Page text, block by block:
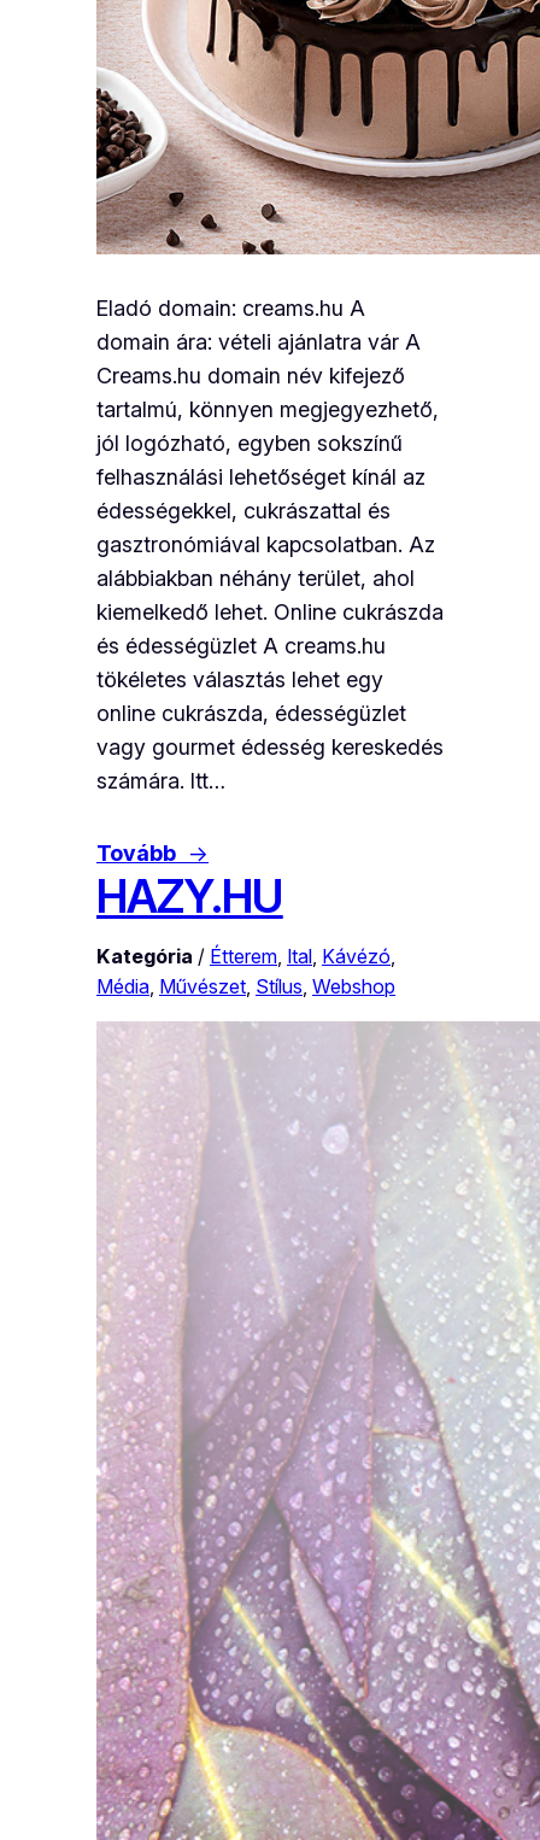
Eladó domain: creams.hu A
domain ára: vételi ajánlatra vár A
Creams.hu domain név kifejező
tartalmú, könnyen megjegyezhető,
jól logózható, egyben sokszínű
felhasználási lehetőséget kínál az
édességekkel, cukrászattal és
gasztronómiával kapcsolatban. Az
alábbiakban néhány terület, ahol
kiemelkedő lehet. Online cukrászda
és édességüzlet A creams.hu
tökéletes választás lehet egy
online cukrászda, édességüzlet
vagy gourmet édesség kereskedés
számára. Itt…
Tovább →
HAZY.HU
Kategória / Étterem Ital Kávézó
Média Művészet Stílus Webshop